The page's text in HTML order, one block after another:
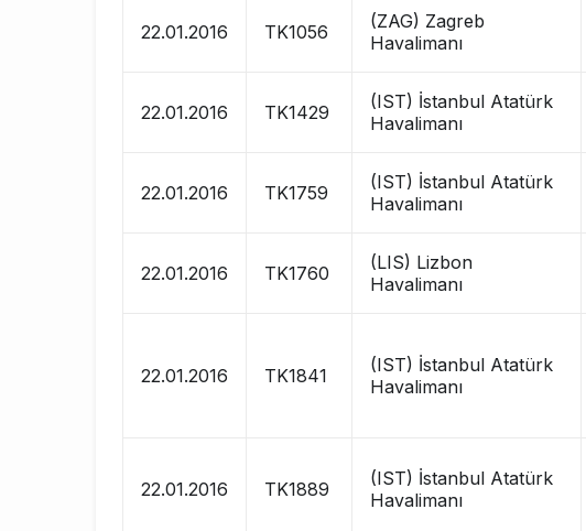
22.01.2016 TK1056
(ZAG) Zagreb
Havalimanı
22.01.2016 TK1429
(IST) İstanbul Atatürk
Havalimanı
22.01.2016 TK1759
(IST) İstanbul Atatürk
Havalimanı
22.01.2016 TK1760
(LIS) Lizbon
Havalimanı
22.01.2016 TK1841
(IST) İstanbul Atatürk
Havalimanı
22.01.2016 TK1889
(IST) İstanbul Atatürk
Havalimanı